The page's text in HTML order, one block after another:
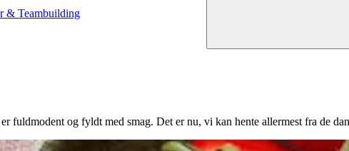
& Teambuilding
fuldmodent og fyldt med smag. Det er nu, vi kan hente allermest fra de